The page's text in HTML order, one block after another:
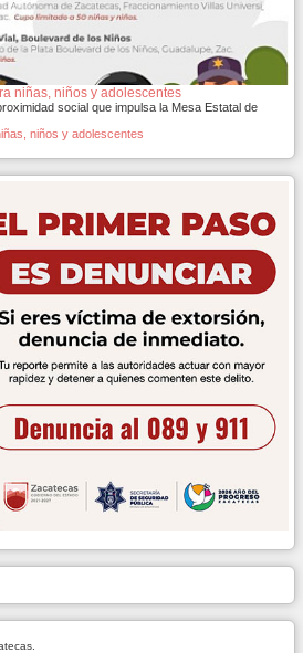
niñas, niños y adolescentes
social que impulsa la Mesa Estatal de
niños y adolescentes